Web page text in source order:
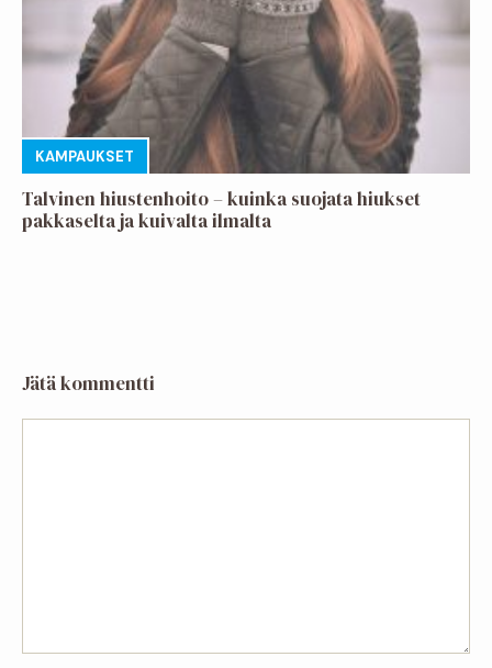
KAMPAUKSET
Talvinen hiustenhoito – kuinka suojata hiukset
pakkaselta ja kuivalta ilmalta
Jätä kommentti